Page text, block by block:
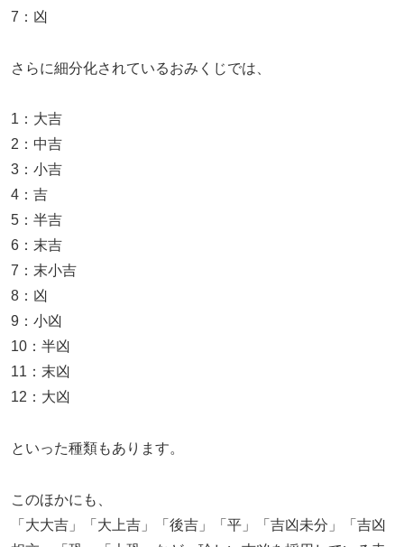
7：凶
さらに細分化されているおみくじでは、
1：大吉
2：中吉
3：小吉
4：吉
5：半吉
6：末吉
7：末小吉
8：凶
9：小凶
10：半凶
11：末凶
12：大凶
といった種類もあります。
このほかにも、
「大大吉」「大上吉」「後吉」「平」「吉凶未分」「吉凶